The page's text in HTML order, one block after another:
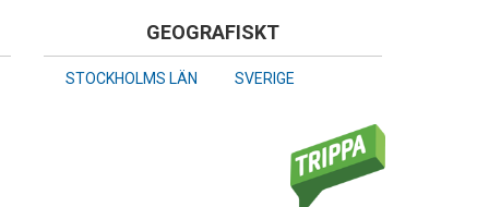
GEOGRAFISKT
STOCKHOLMS LÄN SVERIGE